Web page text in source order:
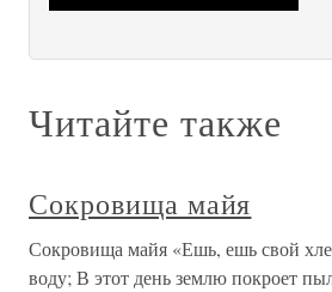
Читайте также
Сокровища майя
Сокровища майя «Ешь, ешь свой
воду; В этот день землю покроет